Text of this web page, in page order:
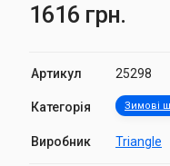
1616 грн.
Артикул 25298
Категорія Зимові
Виробник Triangle